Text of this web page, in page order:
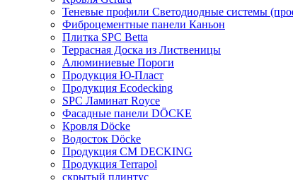
Теневые профили Светодиодные системы
Фиброцементные панели Каньон
Плитка SPC Betta
Террасная Доска из Лиственицы
Алюминиевые Пороги
Продукция Ю-Пласт
Продукция Ecodecking
SPC Ламинат Royce
Фасадные панели DÖCKE
Кровля Döcke
Водосток Döcke
Продукция CM DECKING
Продукция Terrapol
скрытый плинтус